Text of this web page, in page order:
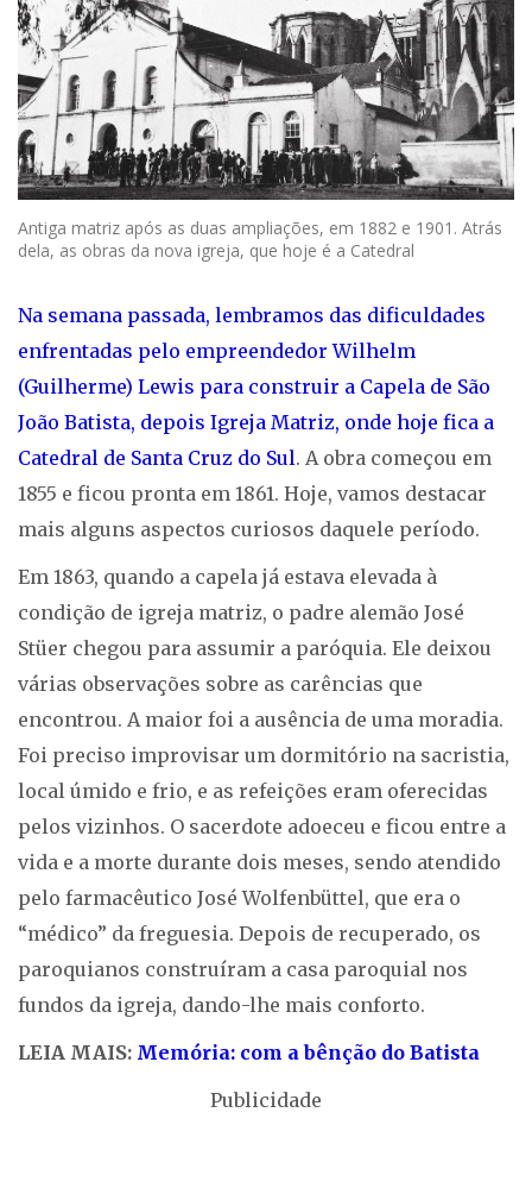
Antiga matriz após as duas ampliações, em 1882 e 1901. Atrás
dela, as obras da nova igreja, que hoje é a Catedral
Na semana passada, lembramos das dificuldades
enfrentadas pelo empreendedor Wilhelm
(Guilherme) Lewis para construir a Capela de São
João Batista, depois Igreja Matriz, onde hoje fica a
Catedral de Santa Cruz do Sul. A obra começou em
1855 e ficou pronta em 1861. Hoje, vamos destacar
mais alguns aspectos curiosos daquele período.
Em 1863, quando a capela já estava elevada à
condição de igreja matriz, o padre alemão José
Stüer chegou para assumir a paróquia. Ele deixou
várias observações sobre as carências que
encontrou. A maior foi a ausência de uma moradia.
Foi preciso improvisar um dormitório na sacristia,
local úmido e frio, e as refeições eram oferecidas
pelos vizinhos. O sacerdote adoeceu e ficou entre a
vida e a morte durante dois meses, sendo atendido
pelo farmacêutico José Wolfenbüttel, que era o
“médico” da freguesia. Depois de recuperado, os
paroquianos construíram a casa paroquial nos
fundos da igreja, dando-lhe mais conforto.
LEIA MAIS: Memória: com a bênção do Batista
Publicidade